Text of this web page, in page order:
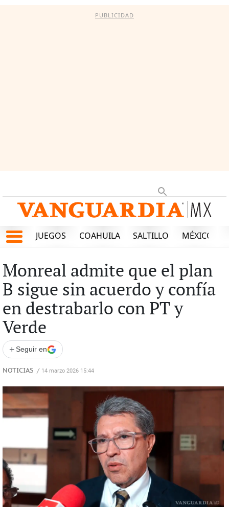
PUBLICIDAD
JUEGOS COAHUILA SALTILLO MÉXICO
Monreal admite que el plan
B sigue sin acuerdo y confía
en destrabarlo con PT y
Verde
+ Seguir en
NOTICIAS / 14 marzo 2026 15:44